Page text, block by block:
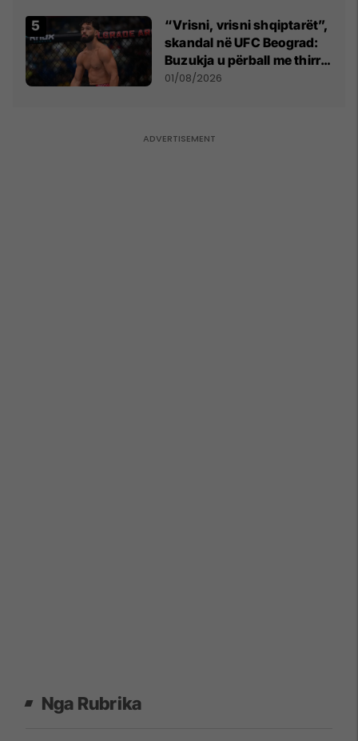
në Beograd
“Vrisni, vrisni shqiptarët”,
skandal në UFC Beograd:
Buzukja u përball me thirrje
anti-shqiptare nga
01/08/2026
Nga Rubrika